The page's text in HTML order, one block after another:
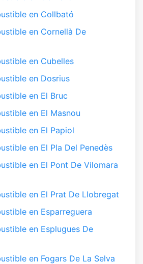
en Collbató
en Cornellà De
en Cubelles
en Dosrius
en El Bruc
en El Masnou
en El Papiol
en El Pla Del Penedès
en El Pont De Vilomara
en El Prat De Llobregat
en Esparreguera
en Esplugues De
en Fogars De La Selva